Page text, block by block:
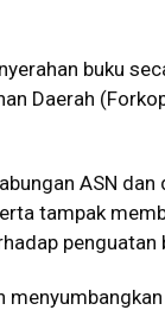
buku
Daerah
ASN
tampak